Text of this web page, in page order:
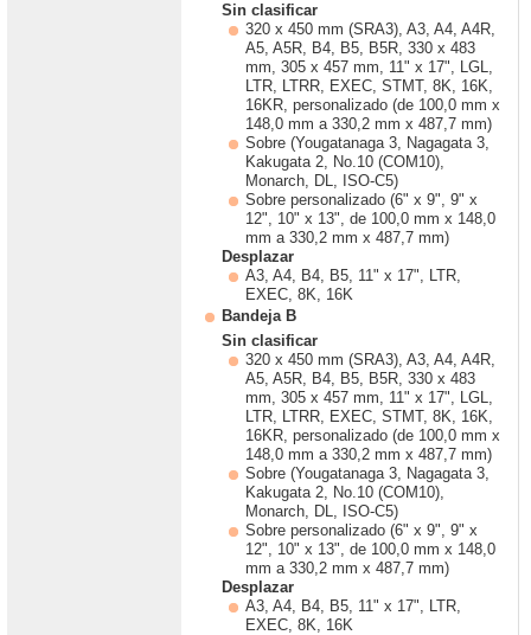
Sin clasificar
320 x 450 mm (SRA3), A3, A4, A4R,
A5, A5R, B4, B5, B5R, 330 x 483
mm, 305 x 457 mm, 11" x 17", LGL,
LTR, LTRR, EXEC, STMT, 8K, 16K,
16KR, personalizado (de 100,0 mm x
148,0 mm a 330,2 mm x 487,7 mm)
Sobre (Yougatanaga 3, Nagagata 3,
Kakugata 2, No.10 (COM10),
Monarch, DL, ISO-C5)
Sobre personalizado (6" x 9", 9" x
12", 10" x 13", de 100,0 mm x 148,0
mm a 330,2 mm x 487,7 mm)
Desplazar
A3, A4, B4, B5, 11" x 17", LTR,
EXEC, 8K, 16K
Bandeja B
Sin clasificar
320 x 450 mm (SRA3), A3, A4, A4R,
A5, A5R, B4, B5, B5R, 330 x 483
mm, 305 x 457 mm, 11" x 17", LGL,
LTR, LTRR, EXEC, STMT, 8K, 16K,
16KR, personalizado (de 100,0 mm x
148,0 mm a 330,2 mm x 487,7 mm)
Sobre (Yougatanaga 3, Nagagata 3,
Kakugata 2, No.10 (COM10),
Monarch, DL, ISO-C5)
Sobre personalizado (6" x 9", 9" x
12", 10" x 13", de 100,0 mm x 148,0
mm a 330,2 mm x 487,7 mm)
Desplazar
A3, A4, B4, B5, 11" x 17", LTR,
EXEC, 8K, 16K